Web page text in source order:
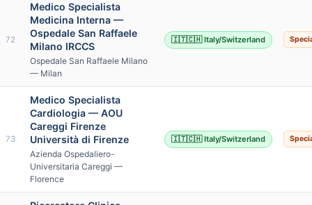
72
Medico Specialista
Medicina Interna —
Ospedale San Raffaele
Milano IRCCS
Ospedale San Raffaele Milano
— Milan
🇮🇹🇨🇭 Italy/Switzerland
73
Medico Specialista
Cardiologia — AOU
Careggi Firenze
Università di Firenze
Azienda Ospedaliero-
Universitaria Careggi —
Florence
🇮🇹🇨🇭 Italy/Switzerland